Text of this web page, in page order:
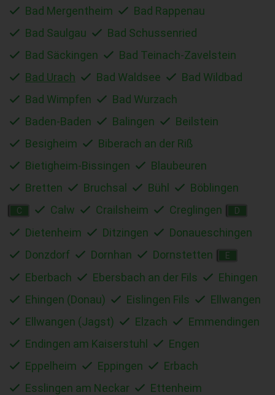
Bad Mergentheim
Bad Rappenau
Bad Saulgau
Bad Schussenried
Bad Säckingen
Bad Teinach-Zavelstein
Bad Urach
Bad Waldsee
Bad Wildbad
Bad Wimpfen
Bad Wurzach
Baden-Baden
Balingen
Beilstein
Besigheim
Biberach an der Riß
Bietigheim-Bissingen
Blaubeuren
Bretten
Bruchsal Bühl Böblingen
C Calw Crailsheim Creglingen D
Dietenheim Ditzingen
Donaueschingen
Donzdorf
Dornhan Dornstetten E
Eberbach Ebersbach an der Fils
Ehingen
Ehingen (Donau)
Eislingen Fils
Ellwangen
Ellwangen (Jagst)
Elzach
Emmendingen
Endingen am Kaiserstuhl
Engen
Eppelheim
Eppingen
Erbach
Esslingen am Neckar
Ettenheim